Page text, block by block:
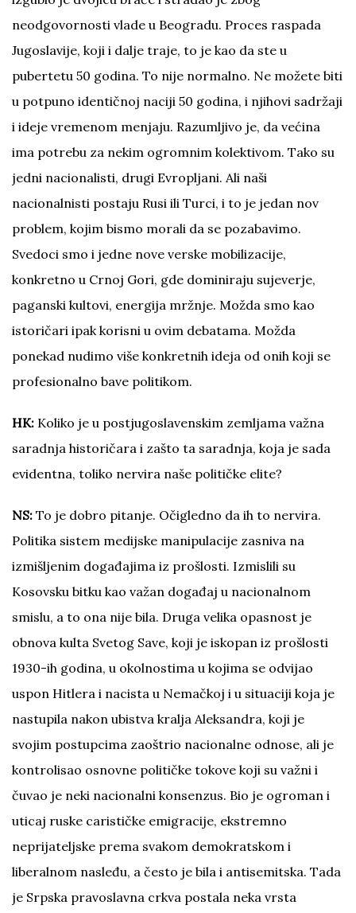
neodgovornosti vlade u Beogradu. Proces raspada
Jugoslavije, koji i dalje traje, to je kao da ste u
pubertetu 50 godina. To nije normalno. Ne možete biti
u potpuno identičnoj naciji 50 godina, i njihovi sadržaji
i ideje vremenom menjaju. Razumljivo je, da većina
ima potrebu za nekim ogromnim kolektivom. Tako su
jedni nacionalisti, drugi Evropljani. Ali naši
nacionalnisti postaju Rusi ili Turci, i to je jedan nov
problem, kojim bismo morali da se pozabavimo.
Svedoci smo i jedne nove verske mobilizacije,
konkretno u Crnoj Gori, gde dominiraju sujeverje,
paganski kultovi, energija mržnje. Možda smo kao
istoričari ipak korisni u ovim debatama. Možda
ponekad nudimo više konkretnih ideja od onih koji se
profesionalno bave politikom.
HK: Koliko je u postjugoslavenskim zemljama važna
saradnja historičara i zašto ta saradnja, koja je sada
evidentna, toliko nervira naše političke elite?
NS: To je dobro pitanje. Očigledno da ih to nervira.
Politika sistem medijske manipulacije zasniva na
izmišljenim događajima iz prošlosti. Izmislili su
Kosovsku bitku kao važan događaj u nacionalnom
smislu, a to ona nije bila. Druga velika opasnost je
obnova kulta Svetog Save, koji je iskopan iz prošlosti
1930-ih godina, u okolnostima u kojima se odvijao
uspon Hitlera i nacista u Nemačkoj i u situaciji koja je
nastupila nakon ubistva kralja Aleksandra, koji je
svojim postupcima zaoštrio nacionalne odnose, ali je
kontrolisao osnovne političke tokove koji su važni i
čuvao je neki nacionalni konsenzus. Bio je ogroman i
uticaj ruske carističke emigracije, ekstremno
neprijateljske prema svakom demokratskom i
liberalnom nasleđu, a često je bila i antisemitska. Tada
je Srpska pravoslavna crkva postala neka vrsta